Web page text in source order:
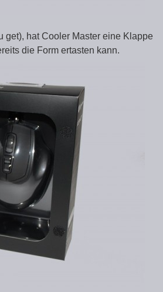
get), hat Cooler Master eine Klappe
die Form ertasten kann.